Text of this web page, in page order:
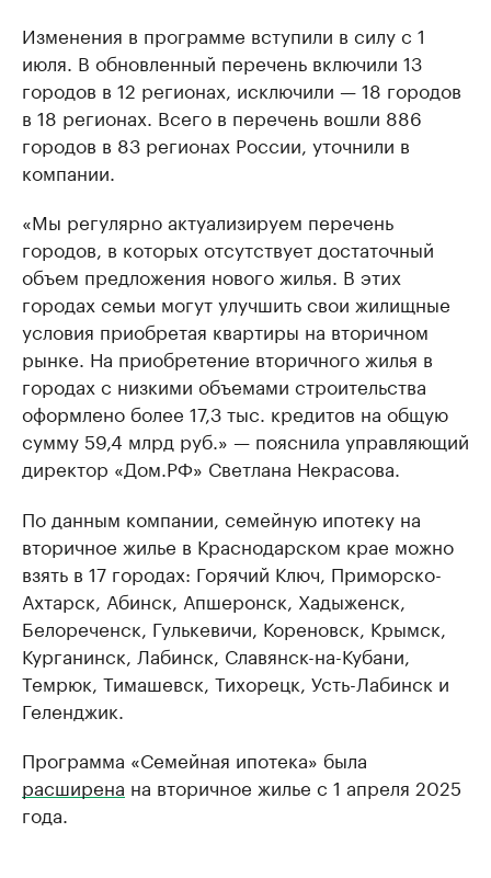
Изменения в программе вступили в силу с 1
июля. В обновленный перечень включили 13
городов в 12 регионах, исключили — 18 городов
в 18 регионах. Всего в перечень вошли 886
городов в 83 регионах России, уточнили в
компании.
«Мы регулярно актуализируем перечень
городов, в которых отсутствует достаточный
объем предложения нового жилья. В этих
городах семьи могут улучшить свои жилищные
условия приобретая квартиры на вторичном
рынке. На приобретение вторичного жилья в
городах с низкими объемами строительства
оформлено более 17,3 тыс. кредитов на общую
сумму 59,4 млрд руб.» — пояснила управляющий
директор «Дом.РФ» Светлана Некрасова.
По данным компании, семейную ипотеку на
вторичное жилье в Краснодарском крае можно
взять в 17 городах: Горячий Ключ, Приморско-
Ахтарск, Абинск, Апшеронск, Хадыженск,
Белореченск, Гулькевичи, Кореновск, Крымск,
Курганинск, Лабинск, Славянск-на-Кубани,
Темрюк, Тимашевск, Тихорецк, Усть-Лабинск и
Геленджик.
Программа «Семейная ипотека» была
расширена на вторичное жилье с 1 апреля 2025
года.